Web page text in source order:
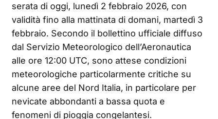
serata di oggi, lunedì 2 febbraio 2026, con
validità fino alla mattinata di domani, martedì 3
febbraio. Secondo il bollettino ufficiale diffuso
dal Servizio Meteorologico dell’Aeronautica
alle ore 12:00 UTC, sono attese condizioni
meteorologiche particolarmente critiche su
alcune aree del Nord Italia, in particolare per
nevicate abbondanti a bassa quota e
fenomeni di pioggia congelantesi.